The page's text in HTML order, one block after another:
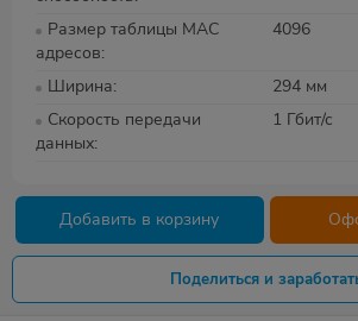
Размер таблицы MAC
адресов
4096
Ширина
294 мм
Скорость передачи
данных
1 Гбит/с
Добавить в корзину
Поделиться и